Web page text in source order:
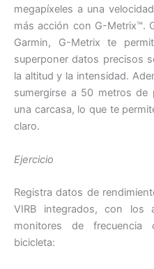
megapíxeles a una
más acción con G-Metrix™.
Garmin, G-Metrix te
superponer datos precisos
la altitud y la intensidad.
sumergirse a 50 metros de
una carcasa, lo que te
claro.
Ejercicio
Registra datos de
VIRB integrados, con los
monitores de frecuencia
bicicleta: